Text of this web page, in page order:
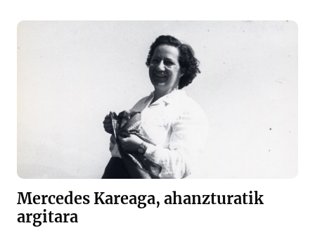
Mercedes Kareaga, ahanzturatik
argitara